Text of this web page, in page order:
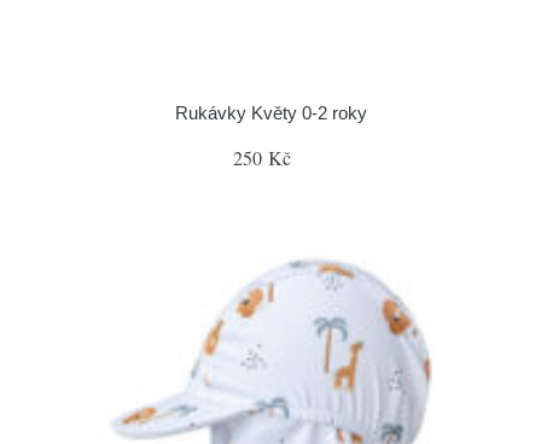
Rukávky Květy 0-2 roky
250 Kč